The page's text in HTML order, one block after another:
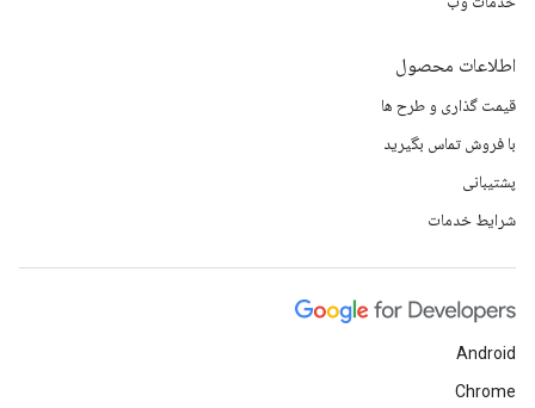
اطلاعات محصول
قیمت گذاری و طرح ها
با فروش تماس بگیرید
پشتیبانی
شرایط خدمات
Android
Chrome